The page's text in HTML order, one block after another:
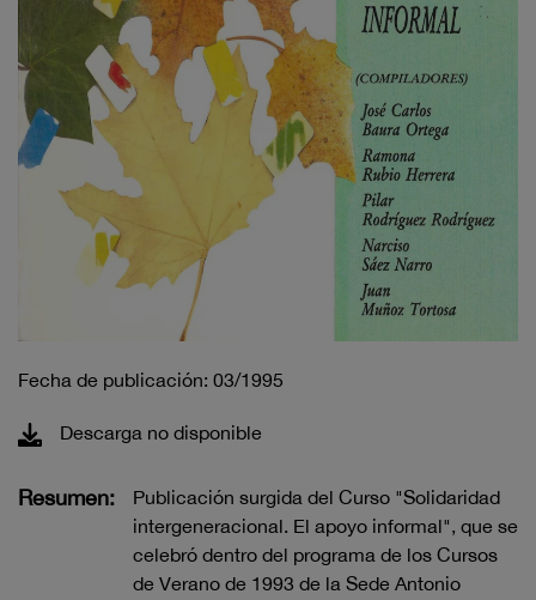
Fecha de publicación: 03/1995
Descarga no disponible
Resumen:
Publicación surgida del Curso "Solidaridad
intergeneracional. El apoyo informal", que se
celebró dentro del programa de los Cursos
de Verano de 1993 de la Sede Antonio